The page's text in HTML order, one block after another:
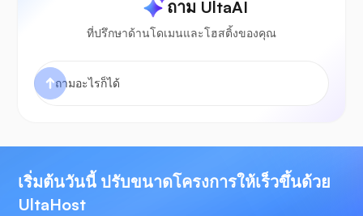
ถาม UltaAI
ที่ปรึกษาด้านโดเมนและโฮสติ้งของคุณ
เริ่มต้นวันนี้ ปรับขนาดโครงการให้เร็วขึ้นด้วย
UltaHost